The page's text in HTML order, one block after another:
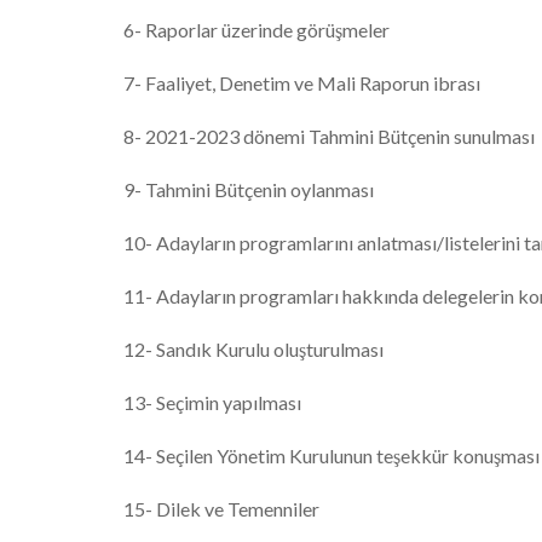
6- Raporlar üzerinde görüşmeler
7- Faaliyet, Denetim ve Mali Raporun ibrası
8- 2021-2023 dönemi Tahmini Bütçenin sunulması
9- Tahmini Bütçenin oylanması
10- Adayların programlarını anlatması/listelerini
11- Adayların programları hakkında delegelerin
12- Sandık Kurulu oluşturulması
13- Seçimin yapılması
14- Seçilen Yönetim Kurulunun teşekkür konuşması
15- Dilek ve Temenniler